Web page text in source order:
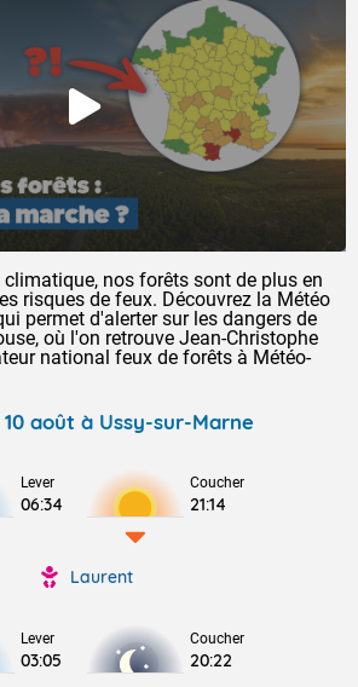
nos forêts sont de plus en
risques de feux. Découvrez la Météo
permet d'alerter sur les dangers de
où l'on retrouve Jean-Christophe
national feux de forêts à Météo-
août à Ussy-sur-Marne
Lever
06:34
Coucher
21:14
Laurent
Lever
03:05
Coucher
20:22